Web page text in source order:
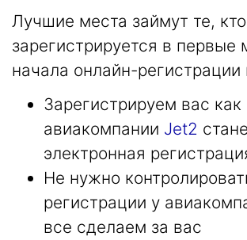
Лучшие места займут те, кто
зарегистрируется в первые
начала онлайн-регистрации
Зарегистрируем вас как
авиакомпании Jet2
электронная
Не нужно
регистрации у
все сделаем за вас